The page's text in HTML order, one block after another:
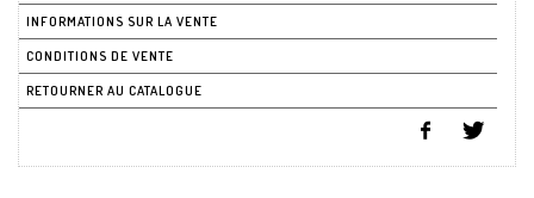
INFORMATIONS SUR LA VENTE
CONDITIONS DE VENTE
RETOURNER AU CATALOGUE